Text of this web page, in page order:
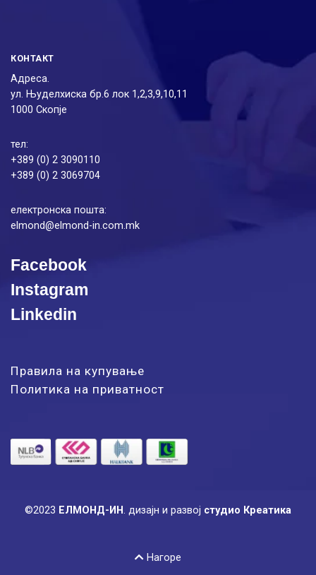
КОНТАКТ
Адреса.
ул. Њуделхиска бр.6 лок 1,2,3,9,10,11
1000 Скопје
тел:
+389 (0) 2 3090110
+389 (0) 2 3069704
електронска пошта:
elmond@elmond-in.com.mk
Facebook
Instagram
Linkedin
Правила на купување
Политика на приватност
©2023 ЕЛМОНД-ИН. дизајн и развој студио Креатика
Нагоре